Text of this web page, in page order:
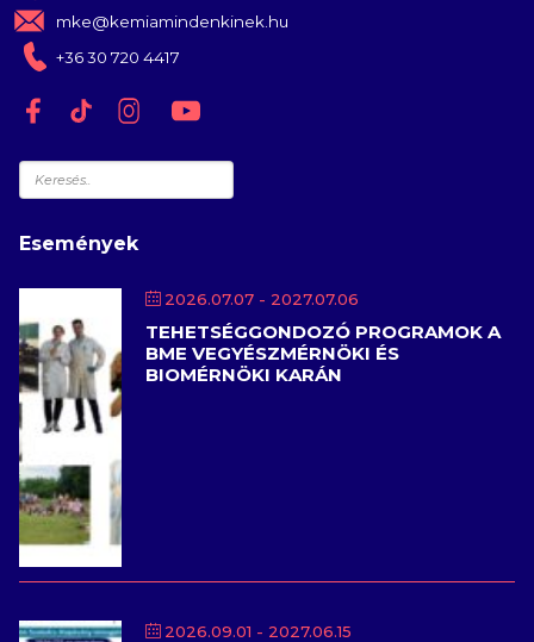
mke@kemiamindenkinek.hu
+36 30 720 4417
Keresés
Események
2026.07.07 - 2027.07.06
TEHETSÉGGONDOZÓ PROGRAMOK A
BME VEGYÉSZMÉRNÖKI ÉS
BIOMÉRNÖKI KARÁN
2026.09.01 - 2027.06.15